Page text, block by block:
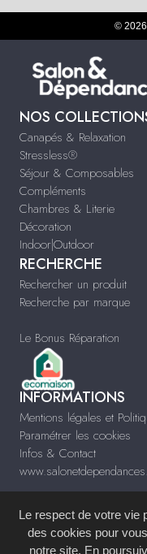
©
NOS
Canapés & Relaxation
Stressless®
Séjour & Composables
Compléments
Chambres & Literie
Décoration
Indoor|Outdoor
RECHERCHE
Rechercher un produit
Recherche par marque
Le Bonus Réparation
INFORMATIONS
Mentions légales et
Paramétrer les cookies
Infos & Contact
Le respect de votre vie
des cookies pour
notre site. En